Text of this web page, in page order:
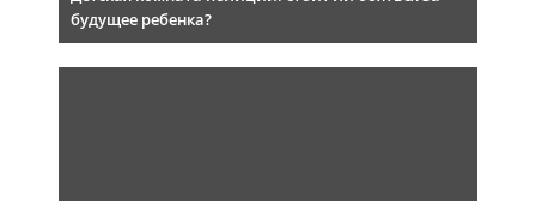
будущее ребенка?